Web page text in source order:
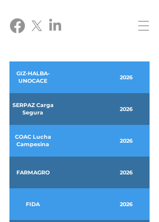
GIZ-HALBA-
UNOCACE
2026
SERPAZ Carga
Segura
2026
COAC Lucha
Campesina
2026
FARMAGRO 2026
FIDA 2026